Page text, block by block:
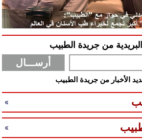
من جريدة الطبيب
الأخبار من جريدة الطبيب